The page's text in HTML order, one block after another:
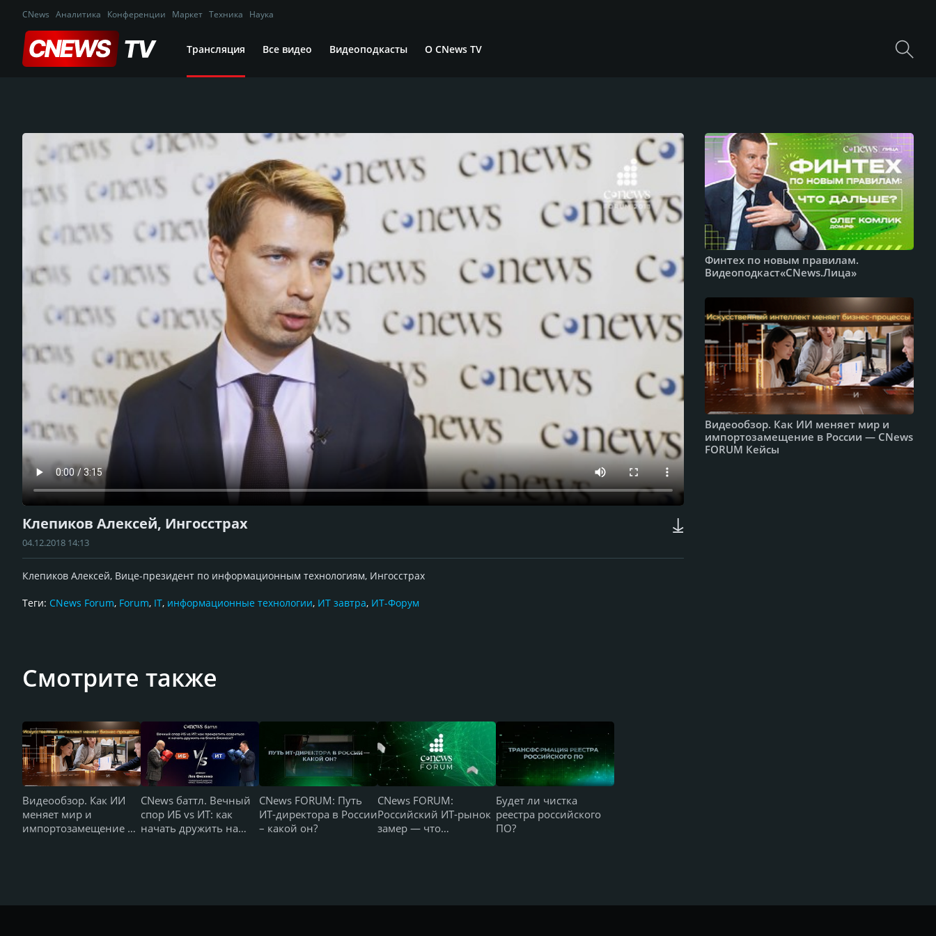
CNews Аналитика Конференции Маркет Техника Наука
Трансляция Все видео Видеоподкасты О CNews TV
Клепиков Алексей, Ингосстрах
04.12.2018 14:13
Клепиков Алексей, Вице-президент по информационным технологиям, Ингосстрах
Теги: CNews Forum, Forum, IT, информационные технологии, ИТ завтра, ИТ-Форум
Смотрите также
Видеообзор. Как ИИ
меняет мир и
импортозамещение в
CNews баттл. Вечный
спор ИБ vs ИТ: как
начать дружить на
CNews FORUM: Путь
ИТ-директора в России
– какой он?
CNews FORUM:
Российский ИТ-рынок
замер — что
Будет ли чистка
реестра российского
ПО?
Финтех по новым правилам.
Видеоподкаст«CNews.Лица»
Видеообзор. Как ИИ меняет мир и
импортозамещение в России — CNews
FORUM Кейсы